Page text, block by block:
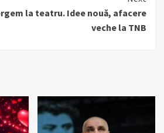
la teatru. Idee nouă, afacere
veche la TNB